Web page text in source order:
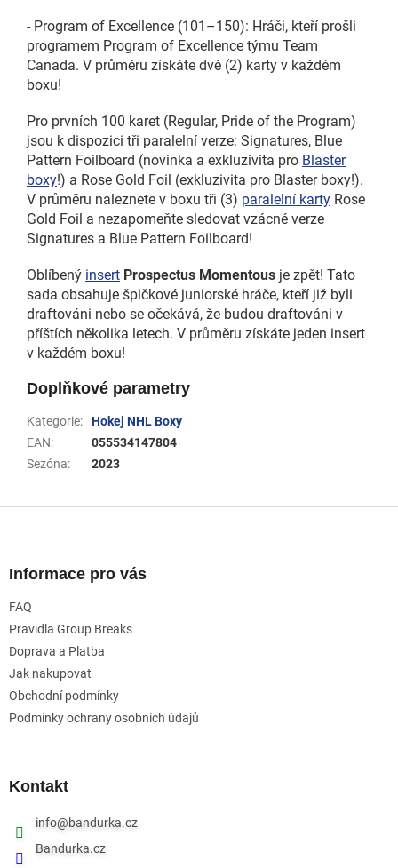
- Program of Excellence (101–150): Hráči, kteří prošli
programem Program of Excellence týmu Team
Canada. V průměru získáte dvě (2) karty v každém
boxu!
Pro prvních 100 karet (Regular, Pride of the Program)
jsou k dispozici tři paralelní verze: Signatures, Blue
Pattern Foilboard (novinka a exkluzivita pro Blaster
boxy!) a Rose Gold Foil (exkluzivita pro Blaster boxy!).
V průměru naleznete v boxu tři (3) paralelní karty Rose
Gold Foil a nezapomeňte sledovat vzácné verze
Signatures a Blue Pattern Foilboard!
Oblíbený insert Prospectus Momentous je zpět! Tato
sada obsahuje špičkové juniorské hráče, kteří již byli
draftováni nebo se očekává, že budou draftováni v
příštích několika letech. V průměru získáte jeden insert
v každém boxu!
Doplňkové parametry
Kategorie:
Hokej NHL Boxy
EAN:
055534147804
Sezóna: 2023
Informace pro vás
FAQ
Pravidla Group Breaks
Doprava a Platba
Jak nakupovat
Obchodní podmínky
Podmínky ochrany osobních údajů
Kontakt
info@bandurka.cz
Bandurka.cz